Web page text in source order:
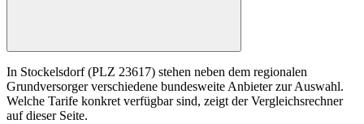
In Stockelsdorf (PLZ 23617) stehen neben dem regionalen
Grundversorger verschiedene bundesweite Anbieter zur Auswahl.
Welche Tarife konkret verfügbar sind, zeigt der Vergleichsrechner
auf dieser Seite.